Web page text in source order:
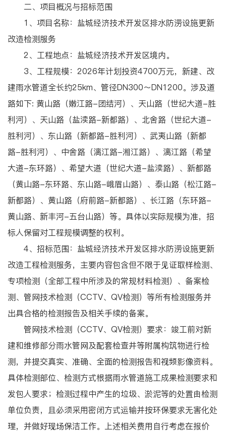
二、项目概况与招标范围
1、项目名称：盐城经济技术开发区排水防涝设施更新
改造检测服务
2、工程地点：盐城经济技术开发区境内。
3、工程规模：2026年计划投资4700万元，新建、改
建雨水管道全长约25km、管径DN300～DN1200。涉及道
路如下: 黄山路（嫩江路-团结河）、天山路（世纪大道-胜
利河）、天山路（盐渎路-新都路）、北舍路（世纪大道-
胜利河）、东山路（新都路-胜利河）、武夷山路（新都
路-胜利河）、中舍路（漓江路-湘江路）、漓江路（希望
大道-东环路）、希望大道（世纪大道-盐渎路）、新都路
（黄山路-东环路、东山路-峨眉山路）、泰山路（松江路-
新都路）、黄山路（府前路-新都路）、长江路（东环路-
黄山路、新丰河-五台山路）等。具体以实际规模为准，招
标人保留对工程规模调整的权利。
4、招标范围：盐城经济技术开发区排水防涝设施更新
改造工程检测服务，主要内容包含但不限于见证取样检测、
专项检测（全部工程中所涉及的常规材料检测）、备案检
测、管网技术检测（CCTV、QV检测）等所有检测服务并
出具合格的检测报告及相关手续的备案。
管网技术检测（CCTV、QV检测）要求：竣工前对新
建和维修部分雨水管网及配套检查井等附属构筑物进行检
测，并提交真实、准确、全面的检测报告和视频影像资料。
具体检测部位、检测方式根据雨水管道施工成果检测要求和
发包人要求；检测过程中产生的垃圾、淤泥等的处置由检测
单位负责，且必须采用密闭方式运输并按环保要求无害化处
理，并做好现场保洁工作。上述相关费用自行考虑在报价